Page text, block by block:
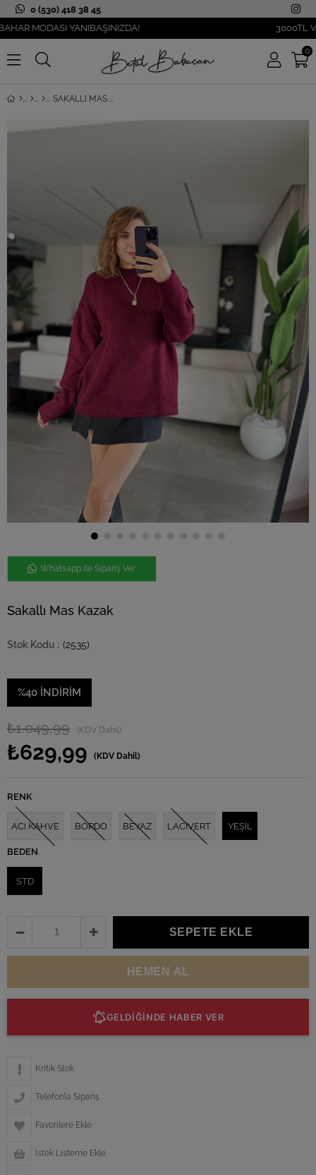
0 (530) 418 38 45
MODASI YANIBAŞINIZDA!
3000TL VE
0
SAKALLI MAS KAZAK
Whatsapp ile Sipariş Ver
Sakallı Mas Kazak
(2535)
%40 İNDIRIM
₺1.049,99 (KDV Dahil)
₺629,99 (KDV Dahil)
RENK
ACI KAHVE BORDO BEYAZ LACİVERT YEŞİL
BEDEN
STD
GELDİĞİNDE HABER VER
Kritik Stok
Telefonla Sipariş
Favorilere Ekle
İstek Listeme Ekle